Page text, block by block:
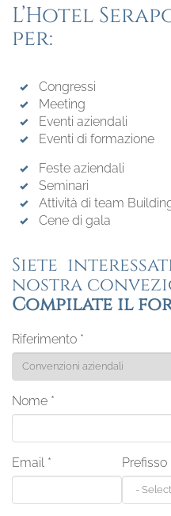
L’Hotel
per:
Congressi
Meeting
Eventi aziendali
Eventi di formazione
Feste aziendali
Seminari
Attività di team
Cene di gala
Siete
nostra
Compilate il
Riferimento *
Nome *
Email * Prefisso